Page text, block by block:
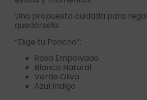
Una propuesta cuidada para
quedársela.
“Elige tu Poncho”:
Rosa Empolvado
Blanco Natural
Verde Oliva
Azul índigo